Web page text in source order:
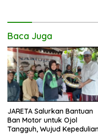
Baca Juga
JARETA Salurkan Bantuan
Ban Motor untuk Ojol
Tangguh, Wujud